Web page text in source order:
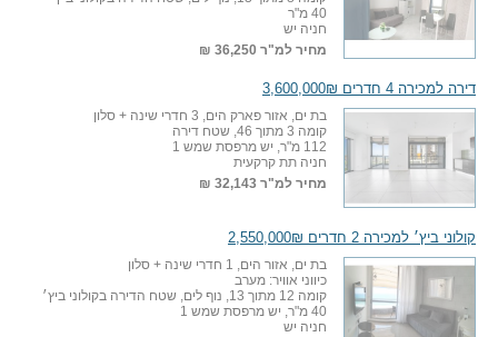
40 מ"ר
חניה יש
מחיר למ"ר 36,250 ₪
דירה למכירה 4 חדרים 3,600,000₪
בת ים, אזור פארק הים, 3 חדרי שינה + סלון
קומה 3 מתוך 46, שטח דירה
112 מ"ר, יש מרפסת שמש 1
חניה תת קרקעית
מחיר למ"ר 32,143 ₪
קולוני ביץ׳ למכירה 2 חדרים 2,550,000₪
בת ים, אזור הים, 1 חדרי שינה + סלון
כיווני אוויר: מערב
קומה 12 מתוך 13, נוף לים, שטח הדירה בקולוני ביץ׳
40 מ"ר, יש מרפסת שמש 1
חניה יש